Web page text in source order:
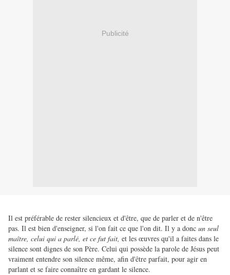
Publicité
Il est préférable de rester silencieux et d'être, que de parler et de n'être
pas. Il est bien d'enseigner, si l'on fait ce que l'on dit. Il y a donc un seul
maître, celui qui a parlé, et ce fut fait, et les œuvres qu'il a faites dans le
silence sont dignes de son Père. Celui qui possède la parole de Jésus peut
vraiment entendre son silence même, afin d'être parfait, pour agir en
parlant et se faire connaître en gardant le silence.